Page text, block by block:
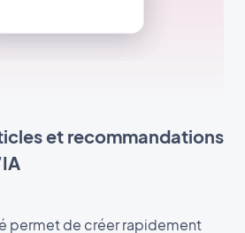
et recommandations
permet de créer rapidement